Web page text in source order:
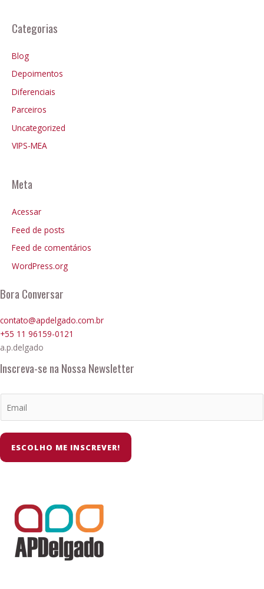
Categorias
Blog
Depoimentos
Diferenciais
Parceiros
Uncategorized
VIPS-MEA
Meta
Acessar
Feed de posts
Feed de comentários
WordPress.org
Bora Conversar
contato@apdelgado.com.br
+55 11 96159-0121
a.p.delgado
Inscreva-se na Nossa Newsletter
ESCOLHO ME INSCREVER!